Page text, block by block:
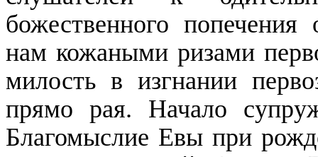
божественного
нам кожаными ризами
милость в изгнании
прямо рая. Начало
Благомыслие Евы при